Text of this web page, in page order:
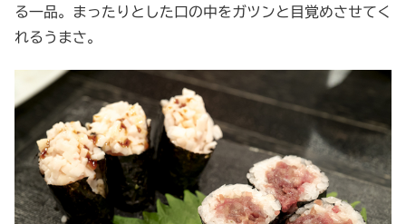
る一品。まったりとした口の中をガツンと目覚めさせてく
れるうまさ。